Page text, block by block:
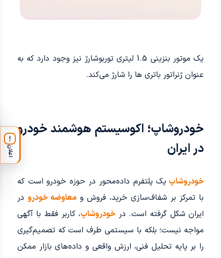
یک موتور بنزینی 1.5 لیتری توربوشارژ نیز وجود دارد که به
عنوان ژنراتور باتری ها را شارژ می‌کند.
خودروشاپ؛ اکوسیستم هوشمند خودرو
در ایران
خودروشاپ یک پلتفرم داده‌محور در حوزه خودرو است که
با تمرکز بر شفاف‌سازی خرید، فروش ومعاوضه خودرو در
ایران شکل گرفته است. در خودروشاپ، کاربر فقط با آگهی
مواجه نیست؛ بلکه با سیستمی طرف است که تصمیم‌گیری
را بر پایه تحلیل فنی، ارزش واقعی و داده‌های بازار ممکن
!
اعلان